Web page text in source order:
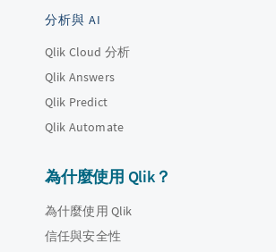
分析與 AI
Qlik Cloud 分析
Qlik Answers
Qlik Predict
Qlik Automate
為什麼使用 Qlik？
為什麼使用 Qlik
信任與安全性